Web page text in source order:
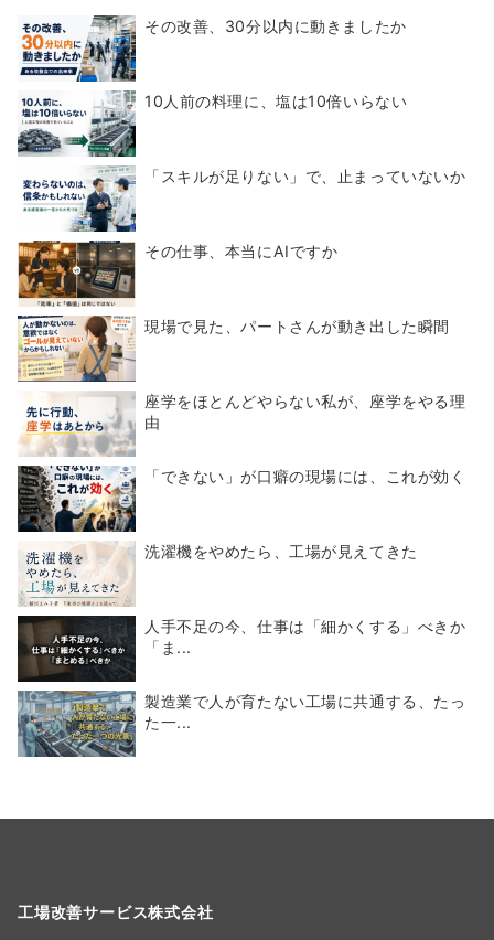
その改善、30分以内に動きましたか
10人前の料理に、塩は10倍いらない
「スキルが足りない」で、止まっていないか
その仕事、本当にAIですか
現場で見た、パートさんが動き出した瞬間
座学をほとんどやらない私が、座学をやる理
由
「できない」が口癖の現場には、これが効く
洗濯機をやめたら、工場が見えてきた
人手不足の今、仕事は「細かくする」べきか
「ま...
製造業で人が育たない工場に共通する、たっ
た一...
工場改善サービス株式会社